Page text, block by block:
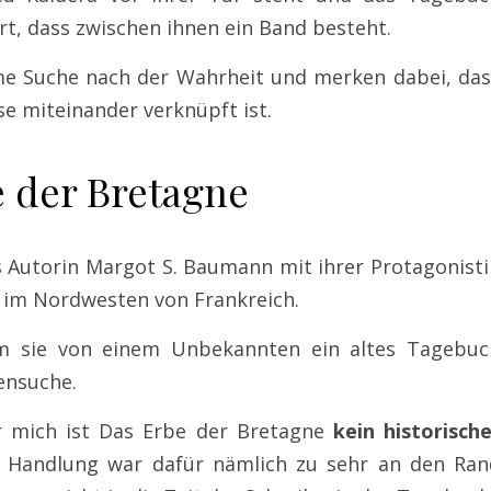
dass zwischen ihnen ein Band besteht.
Suche nach der Wahrheit und merken dabei,
miteinander verknüpft ist.
der Bretagne
Margot S. Baumann mit ihrer
Nordwesten von Frankreich.
sie von einem Unbekannten ein altes
ist Das Erbe der Bretagne kein
war dafür nämlich zu sehr an den